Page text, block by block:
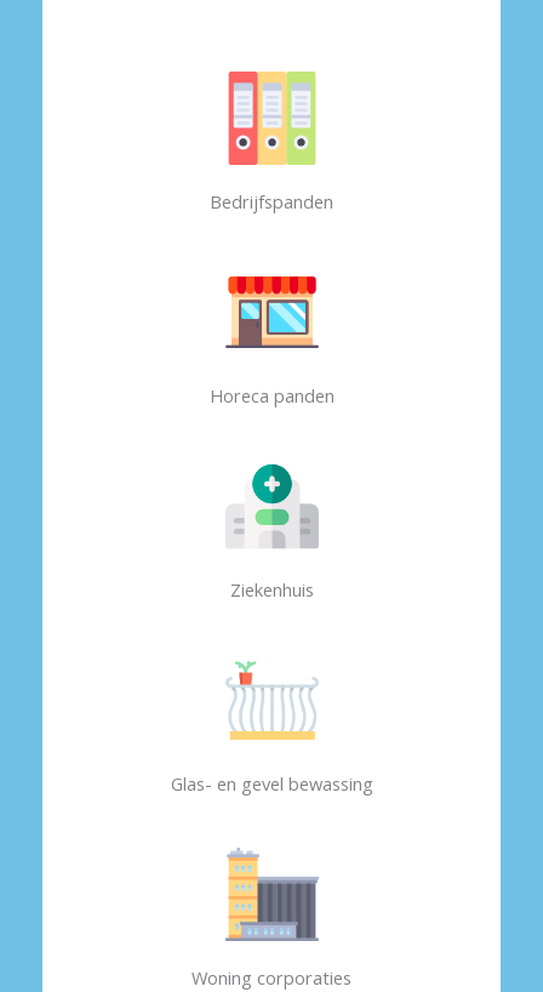
Bedrijfspanden
Horeca panden
Ziekenhuis
Glas- en gevel bewassing
Woning corporaties